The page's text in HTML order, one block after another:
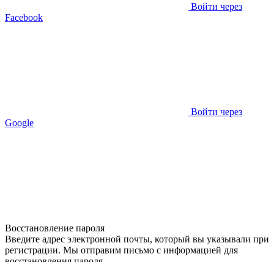
Войти через
Facebook
Войти через
Google
Восстановление пароля
Введите адрес электронной почты, который вы указывали при
регистрации. Мы отправим письмо с информацией для